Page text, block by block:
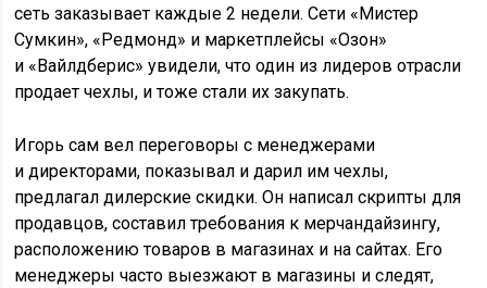
сеть заказывает каждые 2 недели. Сети «Мистер
Сумкин», «Редмонд» и маркетплейсы «Озон»
и «Вайлдберис» увидели, что один из лидеров отрасли
продает чехлы, и тоже стали их закупать.
Игорь сам вел переговоры с менеджерами
и директорами, показывал и дарил им чехлы,
предлагал дилерские скидки. Он написал скрипты для
продавцов, составил требования к мерчандайзингу,
расположению товаров в магазинах и на сайтах. Его
менеджеры часто выезжают в магазины и следят,